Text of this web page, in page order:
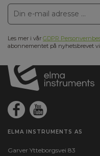
Les mer i vår GDPR
abonnementet på nyhetsbrevet
ELMA INSTRUMENTS AS
Garver Ytteborgsvei 83